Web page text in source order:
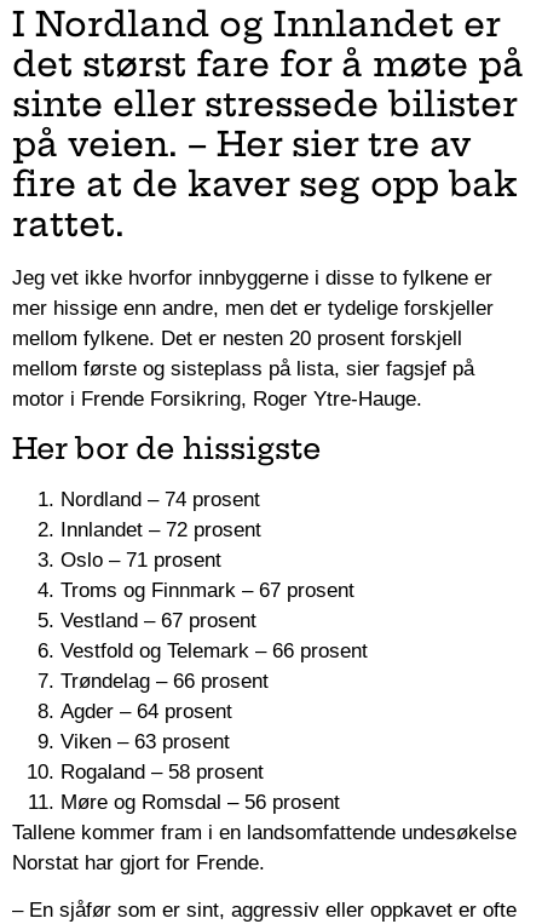
I Nordland og Innlandet er
det størst fare for å møte på
sinte eller stressede bilister
på veien. – Her sier tre av
fire at de kaver seg opp bak
rattet.
Jeg vet ikke hvorfor innbyggerne i disse to fylkene er
mer hissige enn andre, men det er tydelige forskjeller
mellom fylkene. Det er nesten 20 prosent forskjell
mellom første og sisteplass på lista, sier fagsjef på
motor i Frende Forsikring, Roger Ytre-Hauge.
Her bor de hissigste
Nordland – 74 prosent
Innlandet – 72 prosent
Oslo – 71 prosent
Troms og Finnmark – 67 prosent
Vestland – 67 prosent
Vestfold og Telemark – 66 prosent
Trøndelag – 66 prosent
Agder – 64 prosent
Viken – 63 prosent
Rogaland – 58 prosent
Møre og Romsdal – 56 prosent
Tallene kommer fram i en landsomfattende undesøkelse
Norstat har gjort for Frende.
– En sjåfør som er sint, aggressiv eller oppkavet er ofte